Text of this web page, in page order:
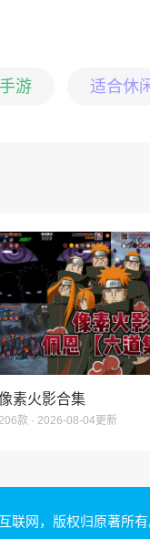
游 适合休
素火影合集
款 · 2026-08-04更新
联网，版权归原著所